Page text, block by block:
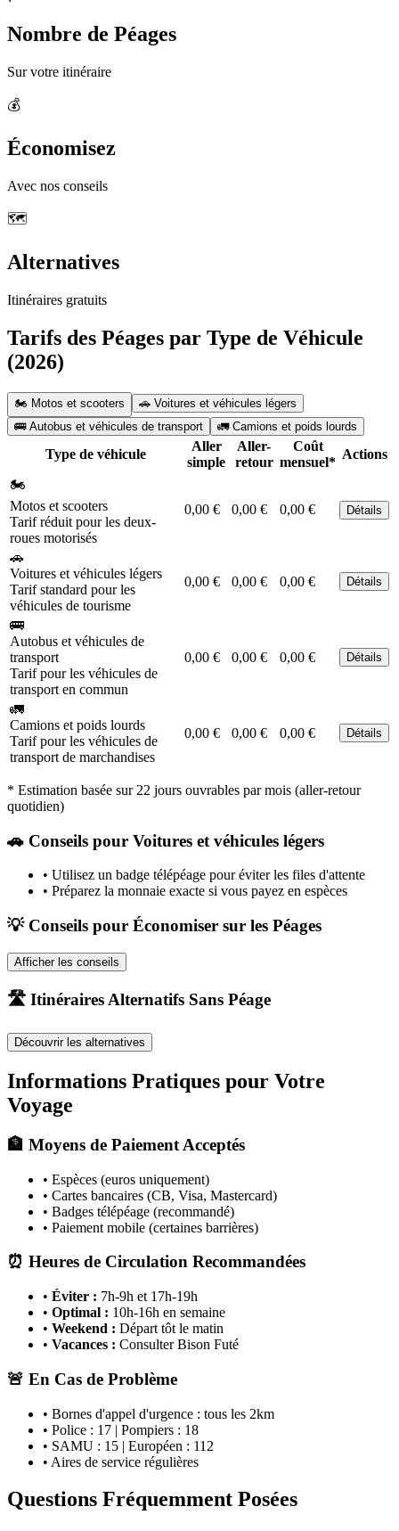
Nombre de Péages
Sur votre itinéraire
💰
Économisez
Avec nos conseils
🗺️
Alternatives
Itinéraires gratuits
Tarifs des Péages par Type de Véhicule
(2026)
🏍️ Motos et scooters
🚗 Voitures et véhicules légers
🚌 Autobus et véhicules de transport
🚛 Camions et poids lourds
Type de véhicule
Aller
simple
Aller-
retour
Coût
mensuel*
Actions
🏍️
Motos et scooters
Tarif réduit pour les deux-
roues motorisés
0,00 € 0,00 € 0,00 € Détails
🚗
Voitures et véhicules légers
Tarif standard pour les
véhicules de tourisme
0,00 € 0,00 € 0,00 € Détails
🚌
Autobus et véhicules de
transport
Tarif pour les véhicules de
transport en commun
0,00 € 0,00 € 0,00 € Détails
🚛
Camions et poids lourds
Tarif pour les véhicules de
transport de marchandises
0,00 € 0,00 € 0,00 € Détails
* Estimation basée sur 22 jours ouvrables par mois (aller-retour
quotidien)
🚗 Conseils pour Voitures et véhicules légers
• Utilisez un badge télépéage pour éviter les files d'attente
• Préparez la monnaie exacte si vous payez en espèces
💡 Conseils pour Économiser sur les Péages
Afficher les conseils
🛣️ Itinéraires Alternatifs Sans Péage
Découvrir les alternatives
Informations Pratiques pour Votre
Voyage
🏦 Moyens de Paiement Acceptés
• Espèces (euros uniquement)
• Cartes bancaires (CB, Visa, Mastercard)
• Badges télépéage (recommandé)
• Paiement mobile (certaines barrières)
⏰ Heures de Circulation Recommandées
• Éviter : 7h-9h et 17h-19h
• Optimal : 10h-16h en semaine
• Weekend : Départ tôt le matin
• Vacances : Consulter Bison Futé
🚨 En Cas de Problème
• Bornes d'appel d'urgence : tous les 2km
• Police : 17 | Pompiers : 18
• SAMU : 15 | Européen : 112
• Aires de service régulières
Questions Fréquemment Posées